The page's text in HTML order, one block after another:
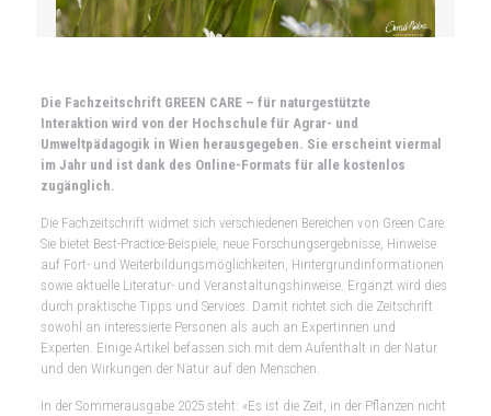
Die Fachzeitschrift GREEN CARE – für naturgestützte
Interaktion wird von der Hochschule für Agrar- und
Umweltpädagogik in Wien herausgegeben. Sie erscheint viermal
im Jahr und ist dank des Online-Formats für alle kostenlos
zugänglich.
Die Fachzeitschrift widmet sich verschiedenen Bereichen von Green Care.
Sie bietet Best-Practice-Beispiele, neue Forschungsergebnisse, Hinweise
auf Fort- und Weiterbildungsmöglichkeiten, Hintergrundinformationen
sowie aktuelle Literatur- und Veranstaltungshinweise. Ergänzt wird dies
durch praktische Tipps und Services. Damit richtet sich die Zeitschrift
sowohl an interessierte Personen als auch an Expertinnen und
Experten. Einige Artikel befassen sich mit dem Aufenthalt in der Natur
und den Wirkungen der Natur auf den Menschen.
In der Sommerausgabe 2025 steht: «Es ist die Zeit, in der Pflanzen nicht